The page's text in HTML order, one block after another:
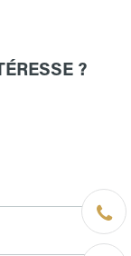
Être
?